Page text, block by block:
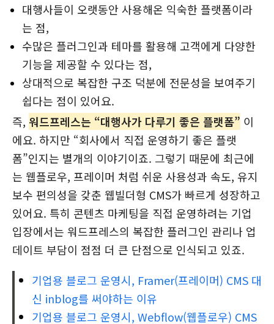
대행사들이 오랫동안 사용해온 익숙한 플랫폼이라
는 점,
수많은 플러그인과 테마를 활용해 고객에게 다양한
기능을 제공할 수 있다는 점,
상대적으로 복잡한 구조 덕분에 전문성을 보여주기
쉽다는 점이 있어요.
즉, 워드프레스는 “대행사가 다루기 좋은 플랫폼” 이
에요. 하지만 “회사에서 직접 운영하기 좋은 플랫
폼”인지는 별개의 이야기이죠. 그렇기 때문에 최근에
는 웹플로우, 프레이머 처럼 쉬운 사용성과 속도, 유지
보수 편의성을 갖춘 웹빌더형 CMS가 빠르게 성장하고
있어요. 특히 콘텐츠 마케팅을 직접 운영하려는 기업
입장에서는 워드프레스의 복잡한 플러그인 관리나 업
데이트 부담이 점점 더 큰 단점으로 인식되고 있죠.
기업용 블로그 운영시, Framer(프레이머) CMS 대
신 inblog를 써야하는 이유
기업용 블로그 운영시, Webflow(웹플로우) CMS